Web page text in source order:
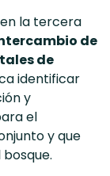
la tercera
de
de
identificar
y
el
y que